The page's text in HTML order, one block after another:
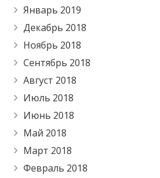
Январь 2019
Декабрь 2018
Ноябрь 2018
Сентябрь 2018
Август 2018
Июль 2018
Июнь 2018
Май 2018
Март 2018
Февраль 2018